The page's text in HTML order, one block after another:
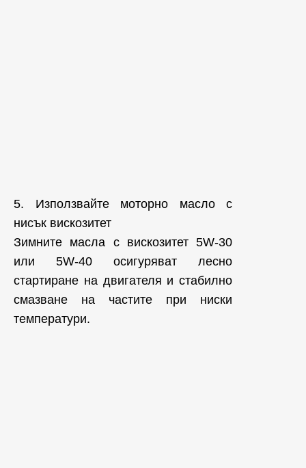
5. Използвайте моторно масло с
нисък вискозитет
Зимните масла с вискозитет 5W-30
или 5W-40 осигуряват лесно
стартиране на двигателя и стабилно
смазване на частите при ниски
температури.